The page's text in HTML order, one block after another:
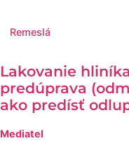
Remeslá
Lakovanie
predúprava
ako predísť
Mediatel